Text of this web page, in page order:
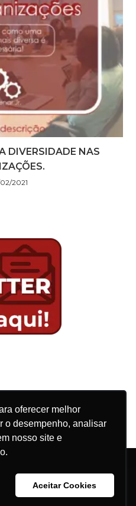
oferecer melhor
o desempenho, analisar
nosso site e
Aceitar Cookies
DIVERSIDADE NAS
2021
Washington Luís, km
13.565-905 | CNPJ:
0001-16